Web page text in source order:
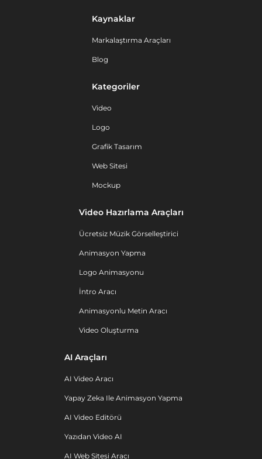
Kaynaklar
Markalaştırma Araçları
Blog
Kategoriler
Video
Logo
Grafik Tasarım
Web Sitesi
Mockup
Video Hazırlama Araçları
Ücretsiz Müzik Görselleştirici
Animasyon Yapma
Logo Animasyonu
İntro Aracı
Animasyonlu Metin Aracı
Video Oluşturma
AI Araçları
AI Video Aracı
Yapay Zeka Ile Animasyon Yapma
AI Video Editörü
Yazıdan Video AI
AI Web Sitesi Aracı